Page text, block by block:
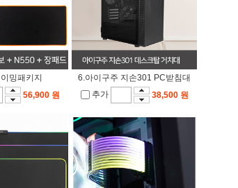
밍패키지
56,900 원
6.아이구주 지손301 PC받침대
추가
38,500 원